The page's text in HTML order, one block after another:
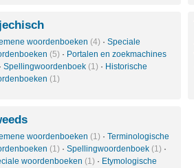
woordenboeken (4) · Speciale
(5) · Portalen en zoekmachines
· Spellingwoordenboek (1) · Historische
(1)
woordenboeken (1) · Terminologische
(1) · Spellingwoordenboek (1) ·
woordenboeken (1) · Etymologische